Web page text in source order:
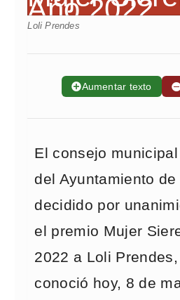
Loli Prendes
➕Aumentar texto
El consejo
del Ayuntamiento
decidido por
el premio Mujer
2022 a Loli
conoció hoy, 8 de